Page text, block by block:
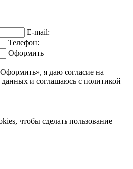
E-mail:
Телефон:
Оформить
я даю согласие на
данных и соглашаюсь c политикой
чтобы сделать пользование